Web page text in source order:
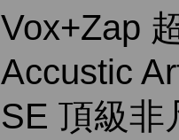
Vox+Zap
Accustic
SE 頂級非